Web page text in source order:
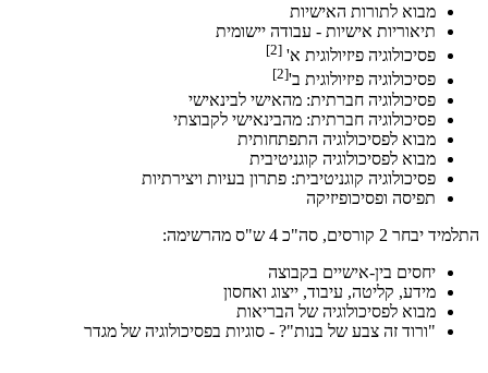
מבוא לתורות האישיות
תיאוריות אישיות - עבודה יישומית
פסיכולוגיה פיזיולוגית א' [2]
פסיכולוגיה פיזיולוגית ב'[2]
פסיכולוגיה חברתית: מהאישי לבינאישי
פסיכולוגיה חברתית: מהבינאישי לקבוצתי
מבוא לפסיכולוגיה התפתחותית
מבוא לפסיכולוגיה קוגניטיבית
פסיכולוגיה קוגניטיבית: פתרון בעיות ויצירתיות
תפיסה ופסיכופיזיקה
התלמיד יבחר 2 קורסים, סה"כ 4 ש"ס מהרשימה:
יחסים בין-אישיים בקבוצה
מידע, קליטה, עיבוד, ייצוג ואחסון
מבוא לפסיכולוגיה של הבריאות
"ורוד זה צבע של בנות"? - סוגיות בפסיכולוגיה של מגדר